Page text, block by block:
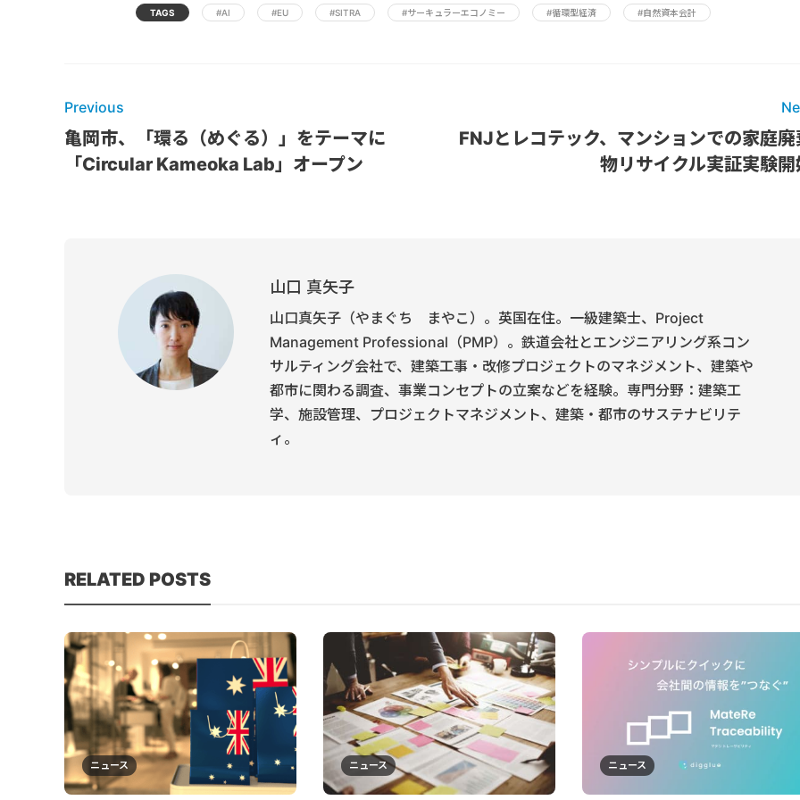
TAGS #AI #EU #SITRA #サーキュラーエコノミー #循環型経済 #自然資本会計
Previous
亀岡市、「環る（めぐる）」をテーマに
「Circular Kameoka Lab」オープン
FNJとレコテック、マンションでの家庭廃
物リサイクル実証実験開
山口 真矢子
山口真矢子（やまぐち まやこ）。英国在住。一級建築士、Project
Management Professional（PMP）。鉄道会社とエンジニアリング系コン
サルティング会社で、建築工事・改修プロジェクトのマネジメント、建築や
都市に関わる調査、事業コンセプトの立案などを経験。専門分野：建築工
学、施設管理、プロジェクトマネジメント、建築・都市のサステナビリテ
ィ。
RELATED POSTS
ニュース ニュース ニュース